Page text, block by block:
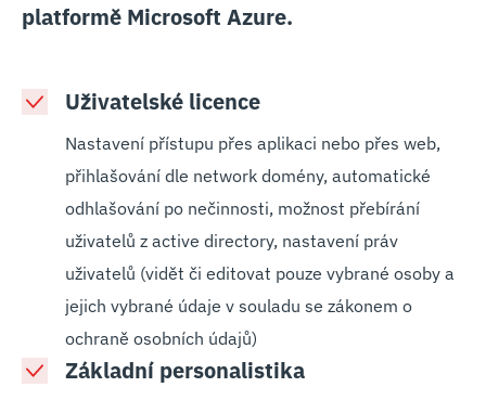
platformě Microsoft Azure.
Uživatelské licence
Nastavení přístupu přes aplikaci nebo přes web,
přihlašování dle network domény, automatické
odhlašování po nečinnosti, možnost přebírání
uživatelů z active directory, nastavení práv
uživatelů (vidět či editovat pouze vybrané osoby a
jejich vybrané údaje v souladu se zákonem o
ochraně osobních údajů)
Základní personalistika